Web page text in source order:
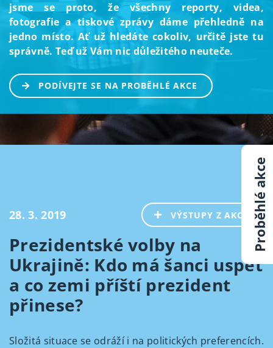
jsme se proto, že všechny reporty, videa,
fotografie a tiskové zprávy dáme přehledně na
jedno místo. Ať už hledáte cokoliv, určitě jste tu
správně. Teď už Vám nic důležitého neuteče.
PODÍVEJTE SE NA PROBĚHLÉ AKCE
28. 3. 2019 VÝSTUPY Z AKCE
Prezidentské volby na
Ukrajině: Kdo má šanci uspět
a co zemi příští prezident
přinese?
Složitá situace se odráží i na politických preferencích.
Proběhlé akce